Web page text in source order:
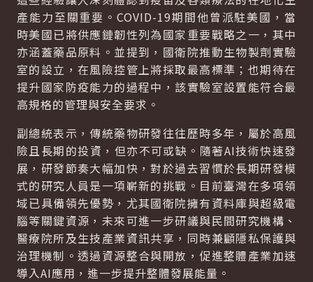
產能力至關重要。COVID-19期間他曾派駐美國，當
時美國已將供應鏈韌性列為國家重要戰略之一，其中
亦涵蓋藥品原料。並提到，國衛院推動生物製劑實驗
室的設立，在風險控管上將採取最高標準；也期待在
提升國家防疫能力的過程中，該實驗室設置能符合最
高規格的管理與安全要求。
副總統表示，傳統藥物研發往往歷時多年，屬於高風
險且長期的投資，但亦不可或缺。隨著AI技術快速發
展，研發節奏大幅加快，對於過去習慣於長期研發模
式的研究人員是一項嶄新的挑戰。目前臺灣在多項領
域已具備領先優勢，尤其國衛院擁有資料庫與超級電
腦等關鍵資源，未來可進一步研議與民間研究機構、
醫療院所及生技產業資訊共享，同時兼顧隱私保護與
治理機制。透過資源整合與開放，促進整體產業加速
導入AI應用，進一步提升整體發展能量。